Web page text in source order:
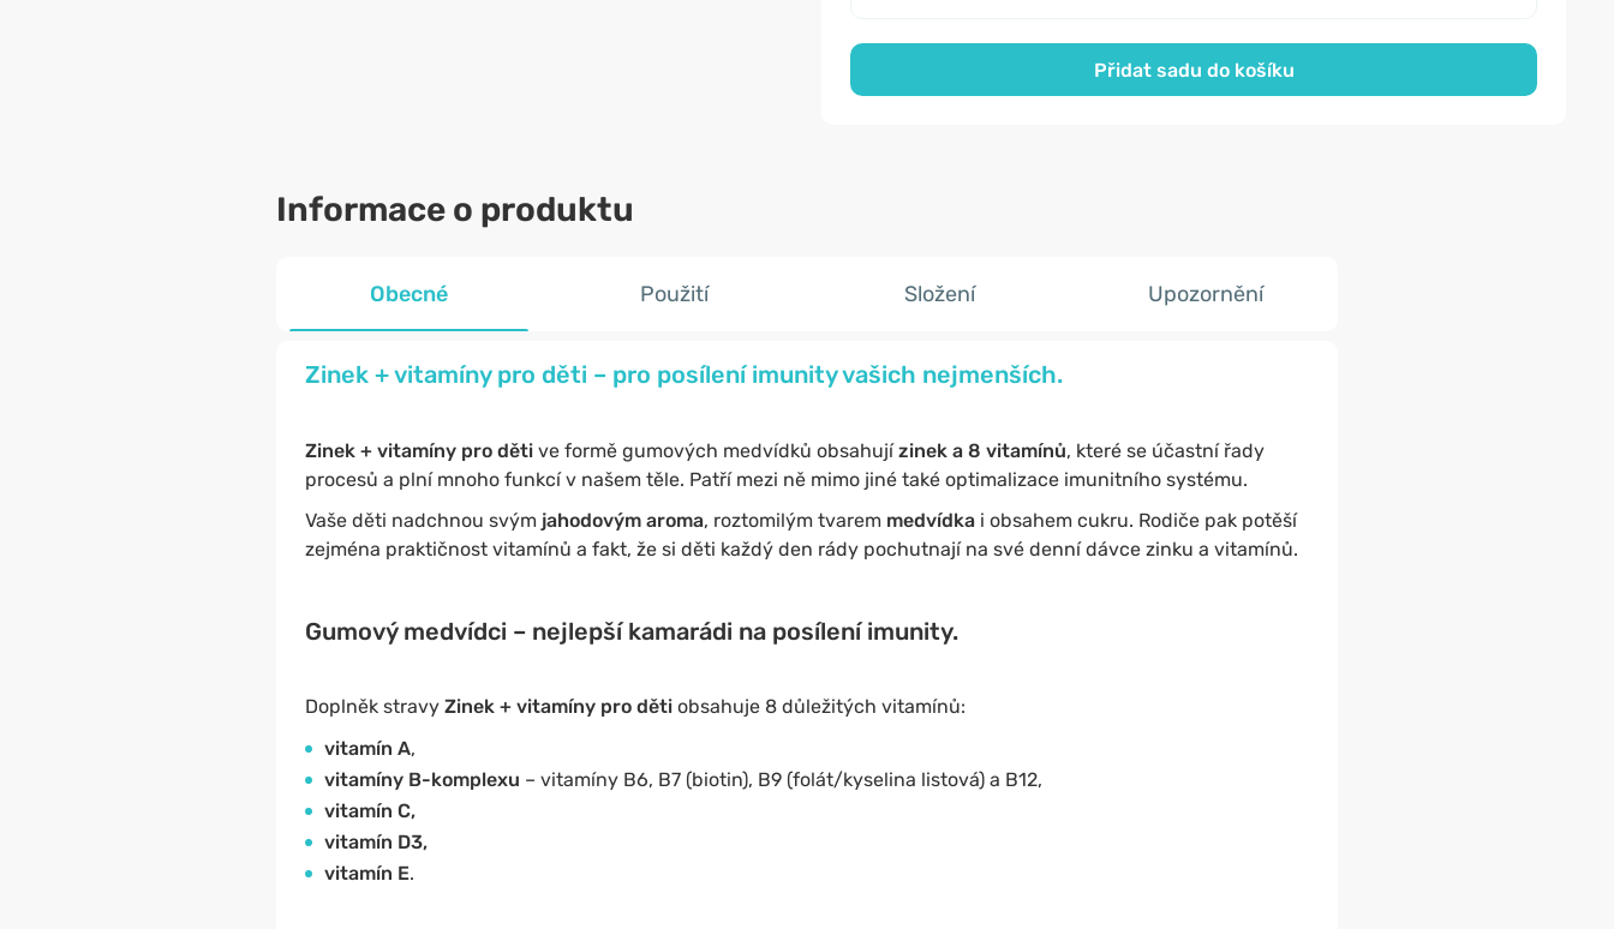
Přidat sadu do košíku
Informace o produktu
Obecné Použití Složení Upozornění
Zinek + vitamíny pro děti – pro posílení imunity vašich nejmenších.
Zinek + vitamíny pro děti ve formě gumových medvídků obsahujízinek a 8 vitamínů, které se účastní řady
procesů a plní mnoho funkcí v našem těle. Patří mezi ně mimo jiné také optimalizace imunitního systému.
Vaše děti nadchnou svým jahodovým aroma, roztomilým tvarem medvídka i obsahem cukru. Rodiče pak potěší
zejména praktičnost vitamínů a fakt, že si děti každý den rády pochutnají na své denní dávce zinku a vitamínů.
Gumový medvídci – nejlepší kamarádi na posílení imunity.
Doplněk stravy Zinek + vitamíny pro dětiobsahuje 8 důležitých vitamínů:
vitamín A,
vitamíny B-komplexu – vitamíny B6, B7 (biotin), B9 (folát/kyselina listová) a B12,
vitamín C,
vitamín D3,
vitamín E.